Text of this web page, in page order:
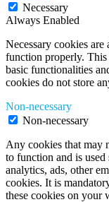
Necessary
Always Enabled
Necessary cookies
function properly. This
basic functionalities
cookies do not store
Non-necessary
Non-necessary
Any cookies that may
to function and is
analytics, ads, other
cookies. It is
these cookies on your